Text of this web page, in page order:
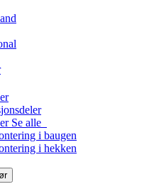
Se alle
i baugen
i hekken